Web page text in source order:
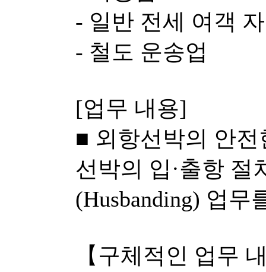
- 일반 전세 여객
- 철도 운송업
[업무 내용]
■ 외항선박의 안
선박의 입·출항 절
(Husbanding) 업무
【구체적인 업무